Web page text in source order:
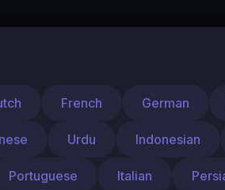
в любую погоду..
French German
Urdu Indonesian
Portuguese Italian